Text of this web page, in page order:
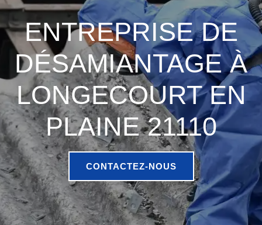
ENTREPRISE DE
DÉSAMIANTAGE À
LONGECOURT EN
PLAINE 21110
CONTACTEZ-NOUS